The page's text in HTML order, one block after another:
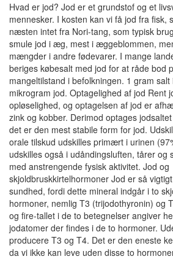
Hvad er jod? Jod er et grundstof og et
mennesker. I kosten kan vi få jod fra fisk,
næsten intet fra Nori-tang, som typisk
smule jod i æg, mest i æggeblommen,
mængder i andre fødevarer. I mange
beriges købesalt med jod for at råde bod
mangeltilstand i befolkningen. 1 gram
mikrogram jod. Optagelighed af jod Rent
opløselighed, og optagelsen af jod er
zink og kobber. Derimod optages
det er den mest stabile form for jod.
orale tilskud udskilles primært i urinen
udskilles også i udåndingsluften, tårer
med anstrengende fysisk aktivitet. Jod og
skjoldbruskkirtelhormoner Jod er så
sundhed, fordi dette mineral indgår i to
hormoner, nemlig T3 (trijodothyronin) og
og fire-tallet i de to betegnelser angiver
jodatomer der findes i de to hormoner.
producere T3 og T4. Det er den eneste
da vi ikke kan leve uden disse to